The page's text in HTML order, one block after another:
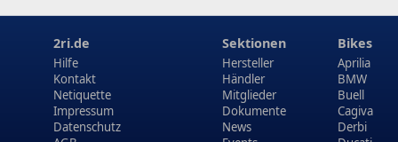
2ri.de
Hilfe
Kontakt
Netiquette
Impressum
Datenschutz
Sektionen
Hersteller
Händler
Mitglieder
Dokumente
News
Bikes
Aprilia
BMW
Buell
Cagiva
Derbi